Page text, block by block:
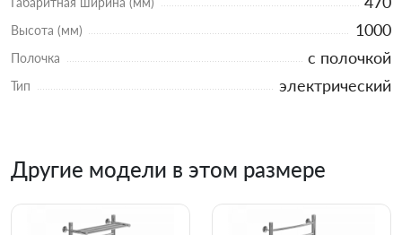
Высота (мм) 1000
Полочка с полочкой
Тип электрический
Другие модели в этом размере